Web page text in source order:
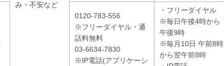
み・不安など
0120-783-556
※フリーダイヤル・通
話料無料
03-6634-7830
※IP電話(アプリケーシ
・フリーダイヤル
※毎日午後4時から
午後9時
※毎月10日 午前8時
から翌午前8時